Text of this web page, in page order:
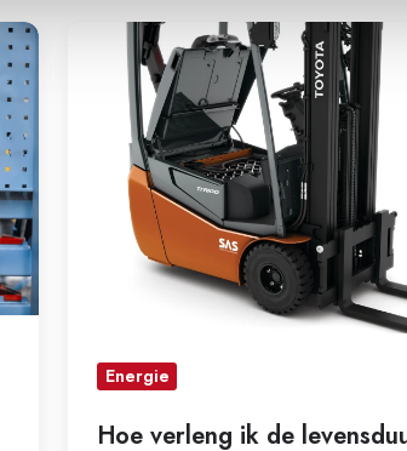
verleng
levensduur
Energie
Hoe verleng ik de